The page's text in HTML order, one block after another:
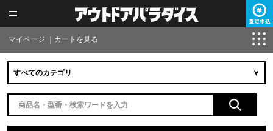
マイページ カートを見る